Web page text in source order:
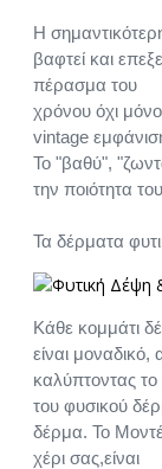
Η
βαφτεί και
πέρασμα του
χρόνου όχι
vintage
Το "βαθύ",
την ποιότητα
Τα δέρματα
Κάθε κομμάτι
είναι
καλύπτοντας
του φυσικού
δέρμα. Το
χέρι σας,είναι